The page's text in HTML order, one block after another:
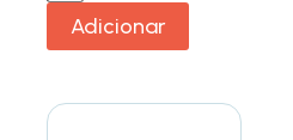
Adicionar